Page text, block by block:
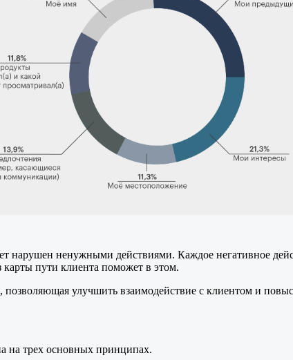
ненужными действиями. Каждое негативное
карты пути клиента поможет в этом.
улучшить взаимодействие с клиентом и
на трех основных принципах.